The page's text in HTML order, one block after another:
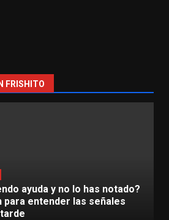
FRISHITO
con Frishito
Artificial ya es una realidad
Cárdenas